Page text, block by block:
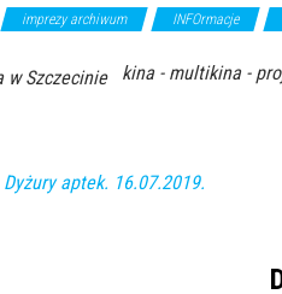
imprezy archiwum INFOrmacje
w Szczecinie kina - multikina -
aptek. 16.07.2019.